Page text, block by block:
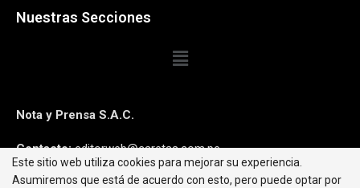
Nuestras Secciones
Nota y Prensa S.A.C.
Contacto:editorweb@caretas.com.pe
Síguenos:
Este sitio web utiliza cookies para mejorar su experiencia.
Asumiremos que está de acuerdo con esto, pero puede optar por